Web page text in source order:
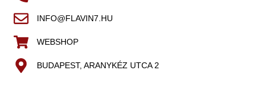
INFO@FLAVIN7.HU
WEBSHOP
BUDAPEST, ARANYKÉZ UTCA 2